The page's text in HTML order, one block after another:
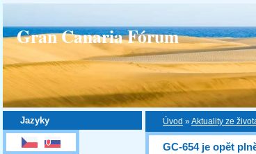
Gran Canaria Fórum
Jazyky Úvod »Aktuality ze
GC-654 je opět